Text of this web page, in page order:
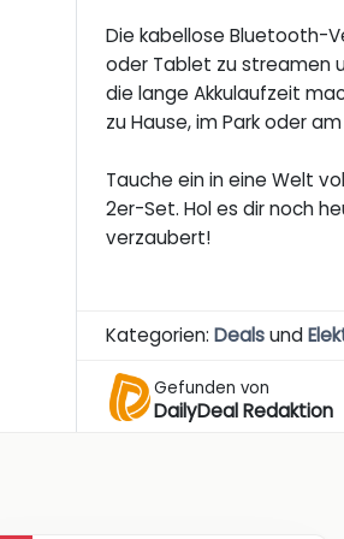
Die kabellose Bluetooth-
oder Tablet zu streamen
die lange Akkulaufzeit
zu Hause, im Park oder
Tauche ein in eine Welt
2er-Set. Hol es dir noch
verzaubert!
Kategorien:Dealsund
Gefunden von
DailyDeal Redaktion